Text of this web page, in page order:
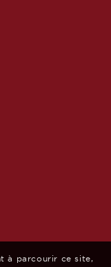
à parcourir ce site,